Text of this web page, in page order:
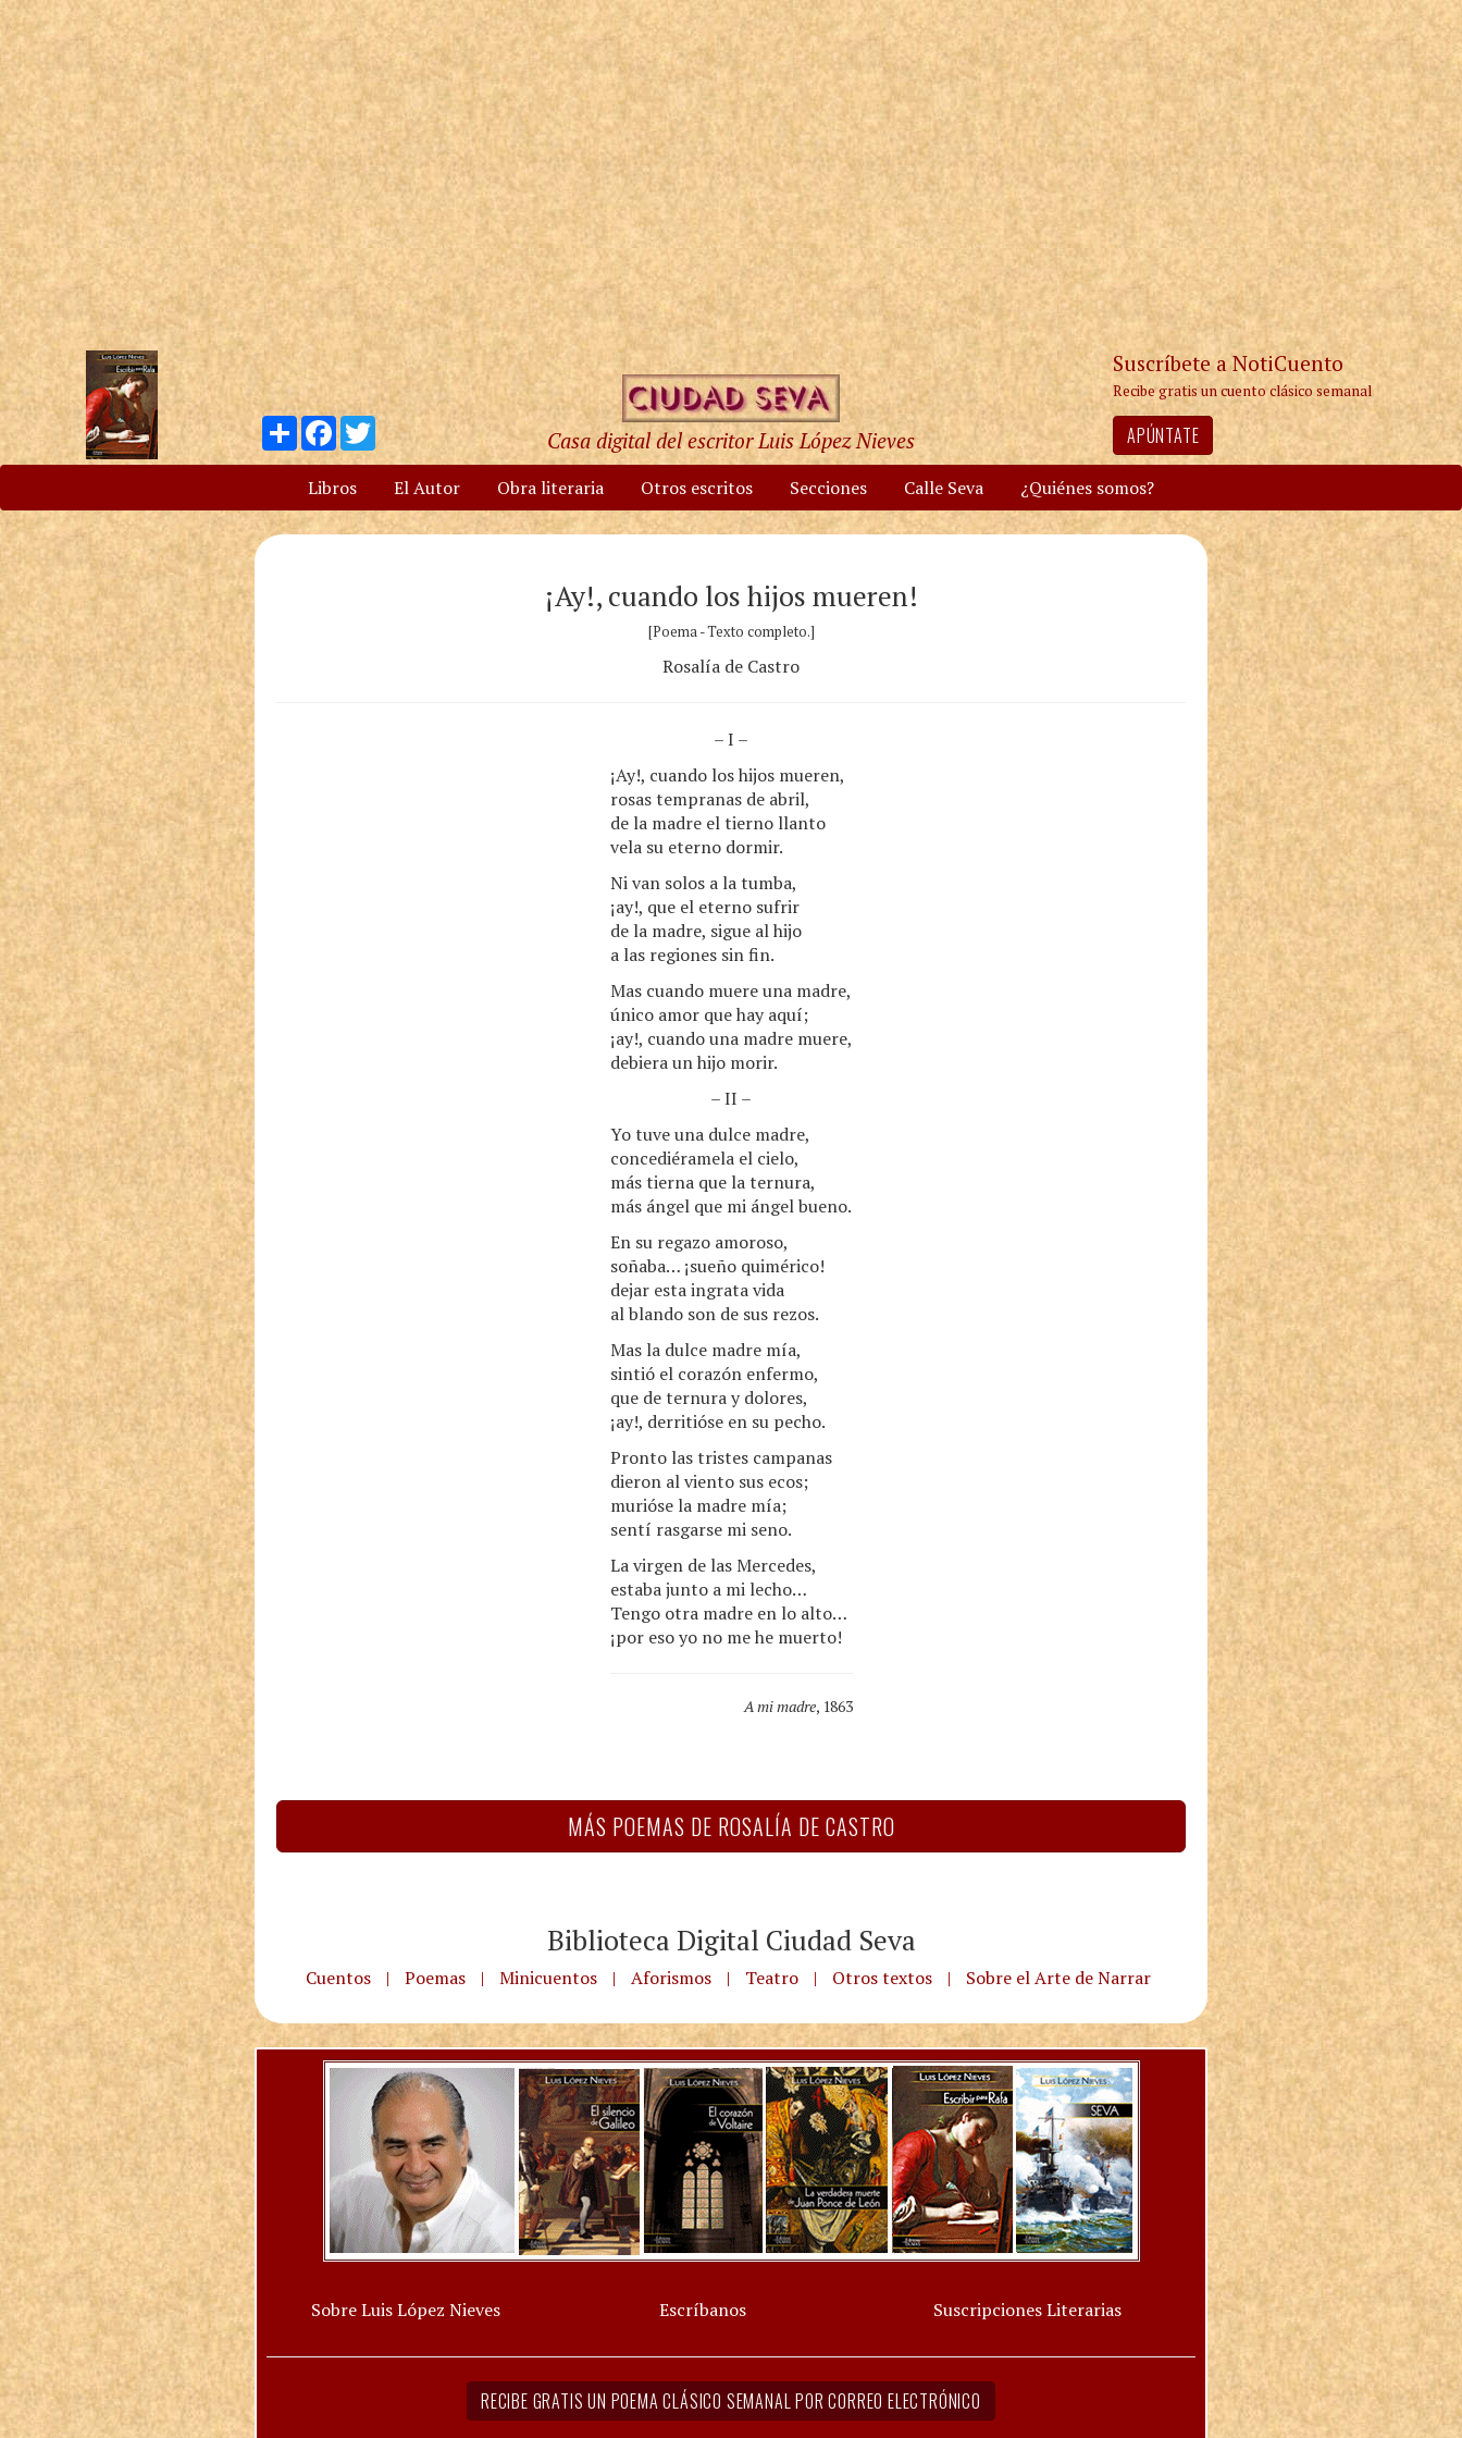
Compartir
Facebook
Twitter
Casa digital del escritor Luis López Nieves
Suscríbete a NotiCuento
Recibe gratis un cuento clásico semanal
APÚNTATE
Libros El Autor Obra literaria Otros escritos Secciones Calle Seva ¿Quiénes somos?
¡Ay!, cuando los hijos mueren!
[Poema - Texto completo.]
Rosalía de Castro
– I –
¡Ay!, cuando los hijos mueren,
rosas tempranas de abril,
de la madre el tierno llanto
vela su eterno dormir.
Ni van solos a la tumba,
¡ay!, que el eterno sufrir
de la madre, sigue al hijo
a las regiones sin fin.
Mas cuando muere una madre,
único amor que hay aquí;
¡ay!, cuando una madre muere,
debiera un hijo morir.
– II –
Yo tuve una dulce madre,
concediéramela el cielo,
más tierna que la ternura,
más ángel que mi ángel bueno.
En su regazo amoroso,
soñaba… ¡sueño quimérico!
dejar esta ingrata vida
al blando son de sus rezos.
Mas la dulce madre mía,
sintió el corazón enfermo,
que de ternura y dolores,
¡ay!, derritióse en su pecho.
Pronto las tristes campanas
dieron al viento sus ecos;
murióse la madre mía;
sentí rasgarse mi seno.
La virgen de las Mercedes,
estaba junto a mi lecho…
Tengo otra madre en lo alto…
¡por eso yo no me he muerto!
A mi madre, 1863
MÁS POEMAS DE ROSALÍA DE CASTRO
Biblioteca Digital Ciudad Seva
Cuentos | Poemas | Minicuentos | Aforismos | Teatro | Otros textos | Sobre el Arte de Narrar
Sobre Luis López Nieves Escríbanos Suscripciones Literarias
RECIBE GRATIS UN POEMA CLÁSICO SEMANAL POR CORREO ELECTRÓNICO